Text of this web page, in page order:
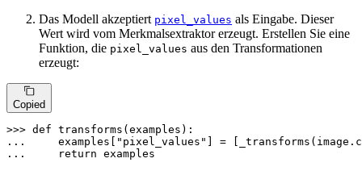
Das Modell akzeptiert pixel_values als Eingabe. Dieser
Wert wird vom Merkmalsextraktor erzeugt. Erstellen Sie eine
Funktion, die pixel_values aus den Transformationen
erzeugt:
Copied
>>> def transforms ( examples
...
    examples[
"pixel_values"
] =
...
return examples